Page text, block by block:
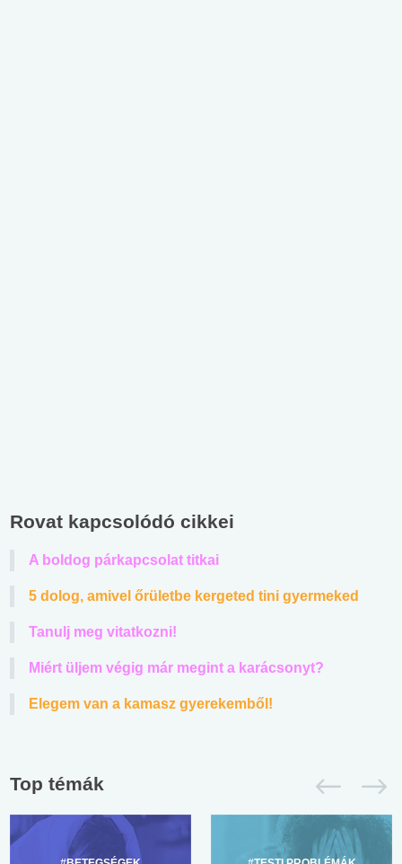
Rovat kapcsolódó cikkei
A boldog párkapcsolat titkai
5 dolog, amivel őrületbe kergeted tini gyermeked
Tanulj meg vitatkozni!
Miért üljem végig már megint a karácsonyt?
Elegem van a kamasz gyerekemből!
Top témák